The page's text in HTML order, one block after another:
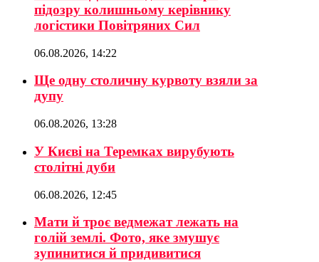
підозру колишньому керівнику
логістики Повітряних Сил
06.08.2026, 14:22
Ще одну столичну курвоту взяли за
дупу
06.08.2026, 13:28
У Києві на Теремках вирубують
столітні дуби
06.08.2026, 12:45
Мати й троє ведмежат лежать на
голій землі. Фото, яке змушує
зупинитися й придивитися